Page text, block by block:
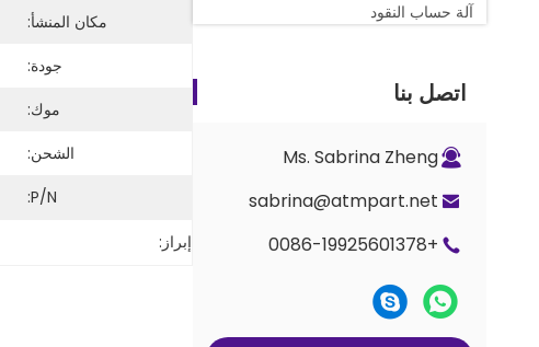
آلة حساب النقود
صراف آلي كاسيت نقدي
أجزاء العداد G+D BPS C5
اتصل بنا
Ms. Sabrina Zheng
sabrina@atmpart.net
+0086-19925601378
مكان المنشأ:
جودة:
موك:
الشحن:
P/N:
إبراز: